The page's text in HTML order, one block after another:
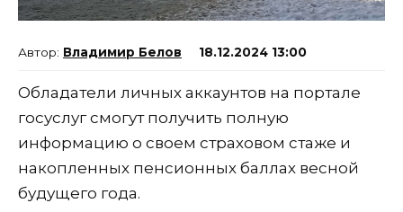
Владимир Белов 18.12.2024 13:00
Обладатели личных аккаунтов на портале
госуслуг смогут получить полную
информацию о своем страховом стаже и
накопленных пенсионных баллах весной
будущего года.